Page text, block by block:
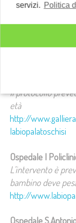
servizi. Politica
Ospedale
chirurgia-
Ospedali Galliera
Il protocollo
età
http://
labiopalatoschisi
Ospedale I
L’intervento è
bambino deve
http://
Ospedale